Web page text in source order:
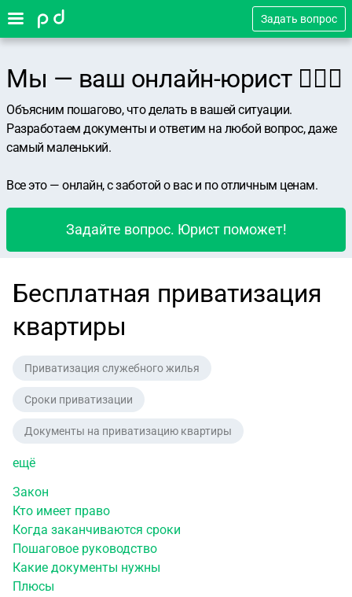
Задать вопрос
Мы — ваш онлайн-юрист 👨🏻‍⚖️
Объясним пошагово, что делать в вашей ситуации.
Разработаем документы и ответим на любой вопрос, даже
самый маленький.
Все это — онлайн, с заботой о вас и по отличным ценам.
Задайте вопрос. Юрист поможет!
Бесплатная приватизация
квартиры
Приватизация служебного жилья
Сроки приватизации
Документы на приватизацию квартиры
ещё
Закон
Кто имеет право
Когда заканчиваются сроки
Пошаговое руководство
Какие документы нужны
Плюсы